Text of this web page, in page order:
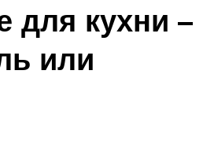
для кухни –
или